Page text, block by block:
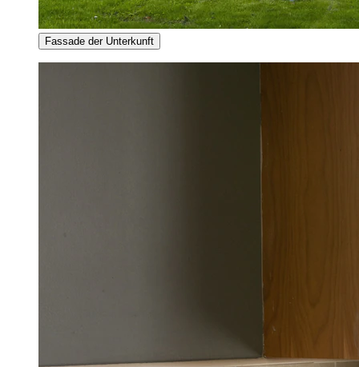
Fassade der Unterkunft